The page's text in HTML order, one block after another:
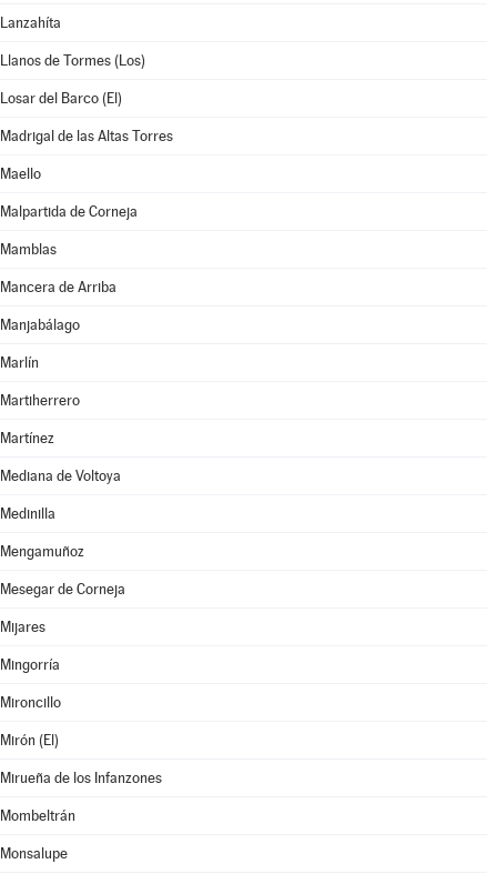
Lanzahíta
Llanos de Tormes (Los)
Losar del Barco (El)
Madrigal de las Altas Torres
Maello
Malpartida de Corneja
Mamblas
Mancera de Arriba
Manjabálago
Marlín
Martiherrero
Martínez
Mediana de Voltoya
Medinilla
Mengamuñoz
Mesegar de Corneja
Mijares
Mingorría
Mironcillo
Mirón (El)
Mirueña de los Infanzones
Mombeltrán
Monsalupe